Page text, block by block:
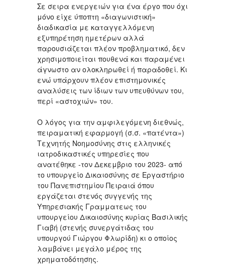
Σε σειρα ενεργειών για ένα έργο που όχι
μόνο είχε ύποπτη «διαγωνιστική»
διαδικασία με καταγγελλόμενη
εξυπηρέτηση ημετέρων αλλά
παρουσιάζεται πλέον προβληματικό, δεν
χρησιμοποιείται πουθενά και παραμένει
άγνωστο αν ολοκληρωθεί ή παραδοθεί. Κι
ενώ υπάρχουν πλέον επιστημονικές
αναλύσεις των ίδιων των υπευθύνων του,
περί «αστοχιών» του.
Ο λόγος για την αμφιλεγόμενη διεθνώς,
πειραματική εφαρμογή (σ.σ. «πατέντα»)
Τεχνητής Νοημοσύνης στις ελληνικές
ιατροδικαστικές υπηρεσίες που
ανατέθηκε -τον Δεκεμβριο του 2023- από
το υπουργείο Δικαιοσύνης σε Εργαστήριο
του Πανεπιστημίου Πειραιά όπου
εργάζεται στενός συγγενής της
Υπηρεσιακής Γραμματεως του
υπουργείου Δικαιοσύνης κυρίας Βασιλικής
Γιαβή (στενής συνεργάτιδας του
υπουργού Γιώργου Φλωρίδη) κι ο οποίος
λαμβάνει μεγάλο μέρος της
χρηματοδότησης.